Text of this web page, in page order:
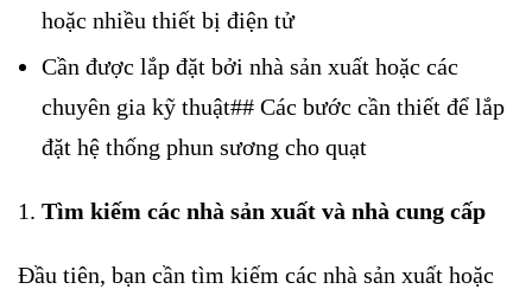
hoặc nhiều thiết bị điện tử
Cần được lắp đặt bởi nhà sản xuất hoặc các
chuyên gia kỹ thuật## Các bước cần thiết để lắp
đặt hệ thống phun sương cho quạt
Tìm kiếm các nhà sản xuất và nhà cung cấp
Đầu tiên, bạn cần tìm kiếm các nhà sản xuất hoặc